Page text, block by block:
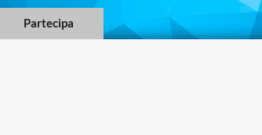
Partecipa